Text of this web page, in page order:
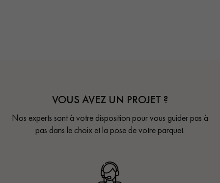
VOUS AVEZ UN PROJET ?
Nos experts sont à votre disposition pour vous guider pas à
pas dans le choix et la pose de votre parquet.